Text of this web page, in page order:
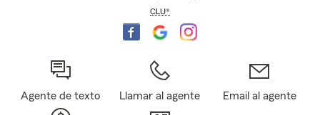
CLU®
Agente de texto Llamar al agente Email al agente